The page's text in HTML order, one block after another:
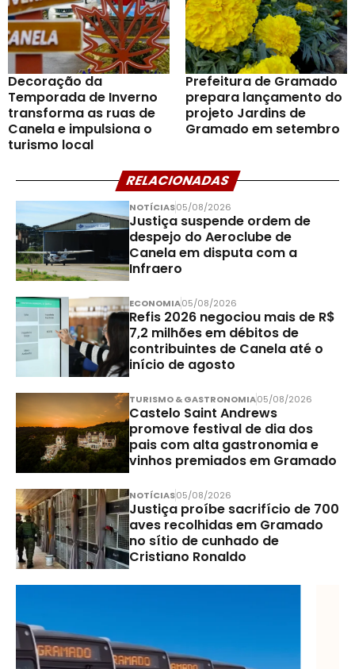
Decoração da
Temporada de Inverno
transforma as ruas de
Canela e impulsiona o
turismo local
Prefeitura de Gramado
prepara lançamento do
projeto Jardins de
Gramado em setembro
RELACIONADAS
NOTÍCIAS05/08/2026
Justiça suspende ordem de
despejo do Aeroclube de
Canela em disputa com a
Infraero
ECONOMIA05/08/2026
Refis 2026 negociou mais de R$
7,2 milhões em débitos de
contribuintes de Canela até o
início de agosto
TURISMO & GASTRONOMIA05/08/2026
Castelo Saint Andrews
promove festival de dia dos
pais com alta gastronomia e
vinhos premiados em Gramado
NOTÍCIAS05/08/2026
Justiça proíbe sacrifício de 700
aves recolhidas em Gramado
no sítio de cunhado de
Cristiano Ronaldo